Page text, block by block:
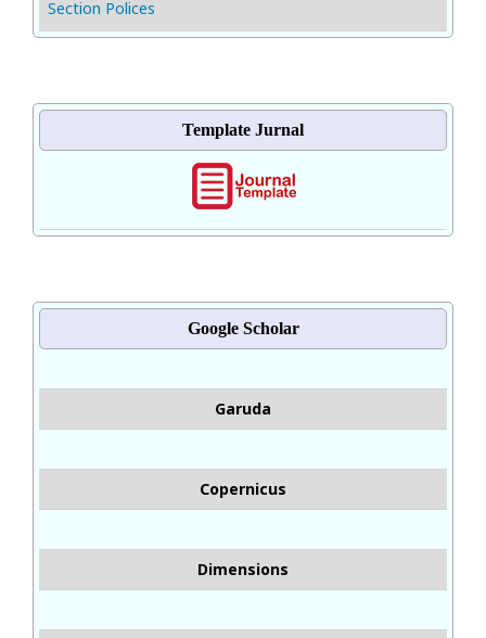
Section Polices
Template Jurnal
Google Scholar
Garuda
Copernicus
Dimensions